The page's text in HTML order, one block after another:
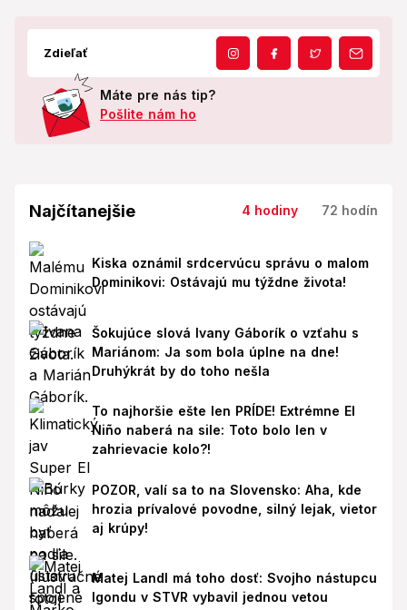
Zdieľať
Máte pre nás tip?
Pošlite nám ho
Najčítanejšie 4 hodiny 72 hodín
Kiska oznámil srdcervúcu správu o malom
Dominikovi: Ostávajú mu týždne života!
Šokujúce slová Ivany Gáborík o vzťahu s
Mariánom: Ja som bola úplne na dne!
Druhýkrát by do toho nešla
To najhoršie ešte len PRÍDE! Extrémne El
Niño naberá na sile: Toto bolo len v
zahrievacie kolo?!
POZOR, valí sa to na Slovensko: Aha, kde
hrozia prívalové povodne, silný lejak, vietor
aj krúpy!
Matej Landl má toho dosť: Svojho nástupcu
Igondu v STVR vybavil jednou vetou